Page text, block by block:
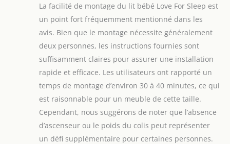
spéciale favorise
une bonne
circulation de l'air,
état de repos
confortable et
relaxant.
[CONFORT DE
SOMMEIL
PREMIUM] - Matelas
en mousse de luxe
(6 cm d'épaisseur)
avec housse
La facilité de montage du lit bébé Love For Sleep est
un point fort fréquemment mentionné dans les
avis. Bien que le montage nécessite généralement
deux personnes, les instructions fournies sont
suffisamment claires pour assurer une installation
rapide et efficace. Les utilisateurs ont rapporté un
temps de montage d’environ 30 à 40 minutes, ce qui
est raisonnable pour un meuble de cette taille.
Cependant, nous suggérons de noter que l’absence
d’ascenseur ou le poids du colis peut représenter
un défi supplémentaire pour certaines personnes.